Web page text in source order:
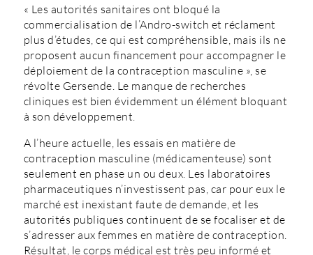
« Les autorités sanitaires ont bloqué la
commercialisation de l’Andro-switch et réclament
plus d’études, ce qui est compréhensible, mais ils ne
proposent aucun financement pour accompagner le
déploiement de la contraception masculine », se
révolte Gersende. Le manque de recherches
cliniques est bien évidemment un élément bloquant
à son développement.
A l’heure actuelle, les essais en matière de
contraception masculine (médicamenteuse) sont
seulement en phase un ou deux. Les laboratoires
pharmaceutiques n’investissent pas, car pour eux le
marché est inexistant faute de demande, et les
autorités publiques continuent de se focaliser et de
s’adresser aux femmes en matière de contraception.
Résultat, le corps médical est très peu informé et